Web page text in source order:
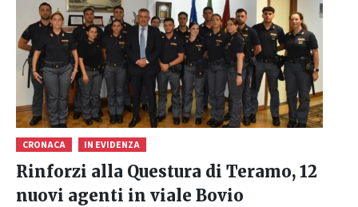
CRONACA IN EVIDENZA
Rinforzi alla Questura di Teramo, 12
nuovi agenti in viale Bovio